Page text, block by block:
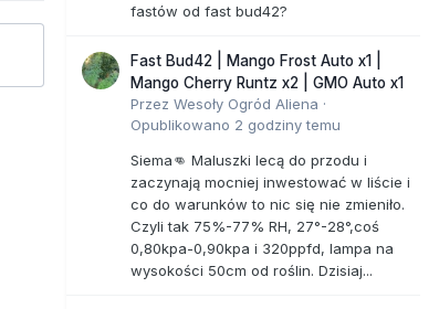
fastów od fast bud42?
Fast Bud42 | Mango Frost Auto x1 |
Mango Cherry Runtz x2 | GMO Auto x1
Przez Wesoły Ogród Aliena ·
Opublikowano 2 godziny temu
Siema👊 Maluszki lecą do przodu i
zaczynają mocniej inwestować w liście i
co do warunków to nic się nie zmieniło.
Czyli tak 75%-77% RH, 27°-28°,coś
0,80kpa-0,90kpa i 320ppfd, lampa na
wysokości 50cm od roślin. Dzisiaj...